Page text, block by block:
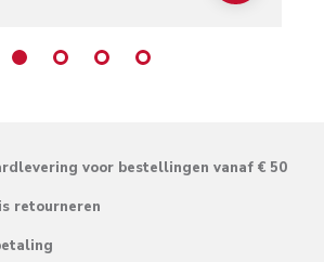
voor bestellingen vanaf € 50
retourneren